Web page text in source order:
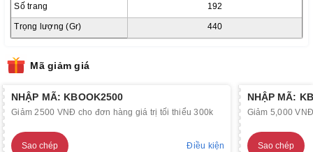
Số trang 192
Trọng lượng (Gr) 440
Mã giảm giá
NHẬP MÃ: KBOOK2500
Giảm 2500 VNĐ cho đơn hàng giá trị tối thiểu 300k
Sao chép Điều kiện
NHẬP MÃ:
Giảm 5,000
Sao chép